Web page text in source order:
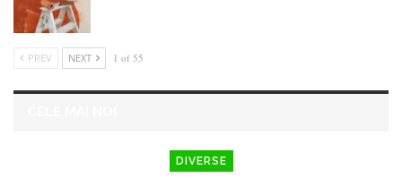
PREV NEXT 1 of 55
DIVERSE